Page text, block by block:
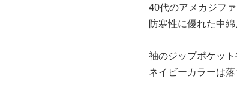
40代のアメカジフ
防寒性に優れた中
袖のジップポケッ
ネイビーカラーは